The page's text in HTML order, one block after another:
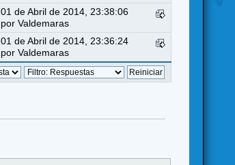
01 de Abril de 2014, 23:38:06
porValdemaras
01 de Abril de 2014, 23:36:24
porValdemaras